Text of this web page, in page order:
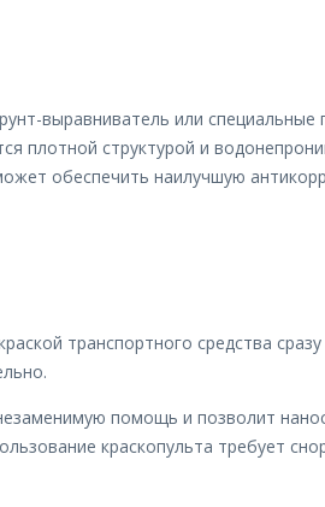
выравниватель или
плотной структурой и
обеспечить наилучшую
транспортного средства
помощь и позволит
краскопульта требует